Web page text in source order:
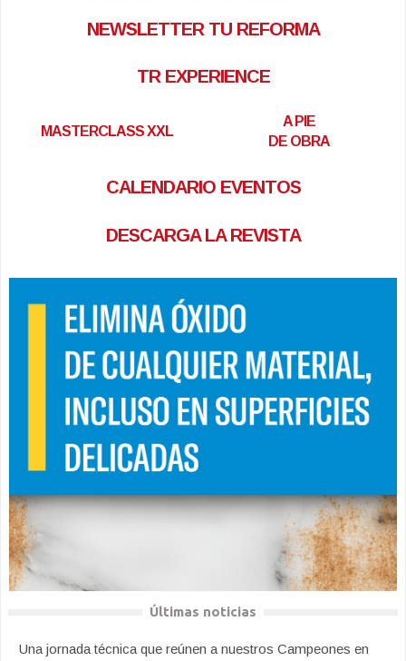
NEWSLETTER TU REFORMA
TR EXPERIENCE
MASTERCLASS XXL
A PIE
DE OBRA
CALENDARIO EVENTOS
DESCARGA LA REVISTA
Últimas noticias
Una jornada técnica que reúnen a nuestros Campeones en